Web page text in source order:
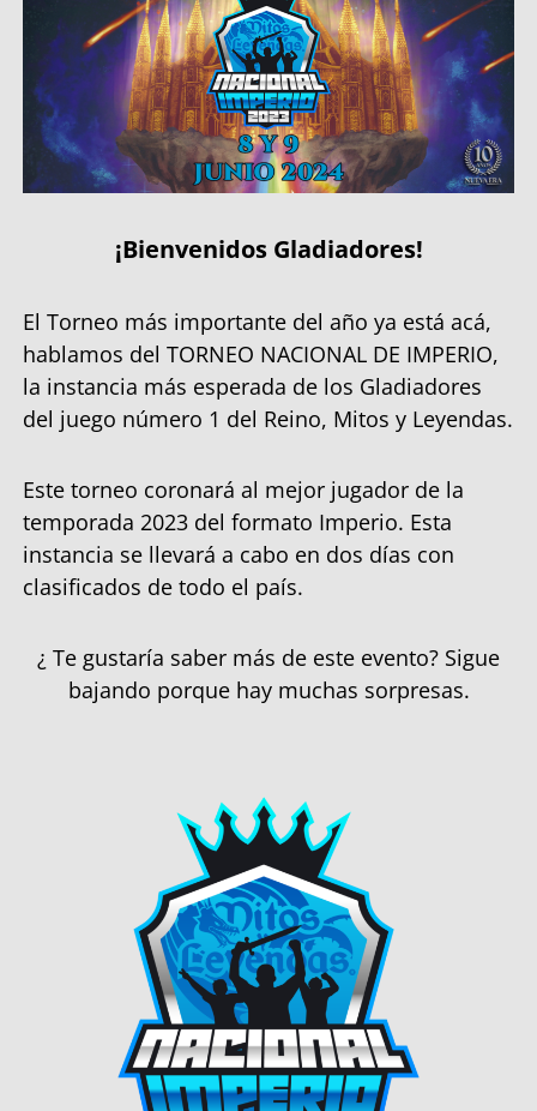
¡Bienvenidos Gladiadores!
El Torneo más importante del año ya está acá,
hablamos del TORNEO NACIONAL DE IMPERIO,
la instancia más esperada de los Gladiadores
del juego número 1 del Reino, Mitos y Leyendas.
Este torneo coronará al mejor jugador de la
temporada 2023 del formato Imperio. Esta
instancia se llevará a cabo en dos días con
clasificados de todo el país.
¿ Te gustaría saber más de este evento? Sigue
bajando porque hay muchas sorpresas.